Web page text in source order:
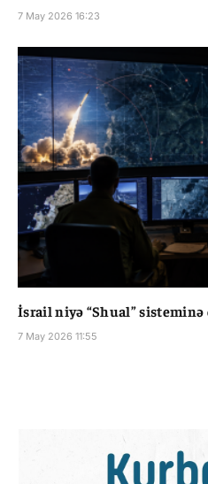
7 May 2026 16:23
İsrail niyə “Shual” sisteminə
7 May 2026 11:55